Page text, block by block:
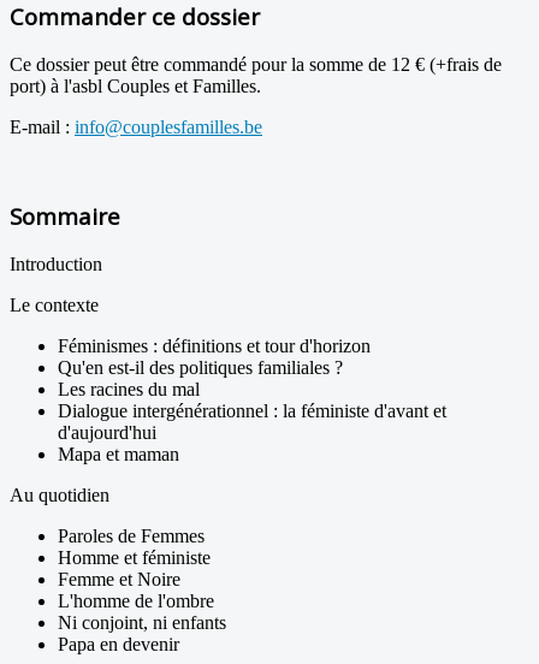
Commander ce dossier
Ce dossier peut être commandé pour la somme de 12 € (+frais de
port) à l'asbl Couples et Familles.
E-mail : info@couplesfamilles.be
Sommaire
Introduction
Le contexte
Féminismes : définitions et tour d'horizon
Qu'en est-il des politiques familiales ?
Les racines du mal
Dialogue intergénérationnel : la féministe d'avant et
d'aujourd'hui
Mapa et maman
Au quotidien
Paroles de Femmes
Homme et féministe
Femme et Noire
L'homme de l'ombre
Ni conjoint, ni enfants
Papa en devenir